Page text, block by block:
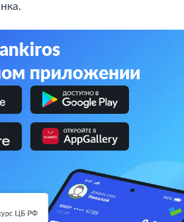
в мобильном приложении